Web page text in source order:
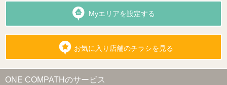
Myエリアを設定する
お気に入り店舗のチラシを見る
ONE COMPATHのサービス